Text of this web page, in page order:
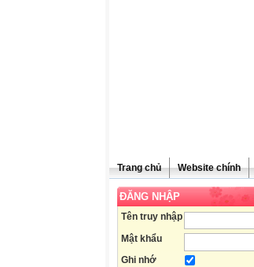
Trang chủ Website chính
ĐĂNG NHẬP
Tên truy nhập
Mật khẩu
Ghi nhớ